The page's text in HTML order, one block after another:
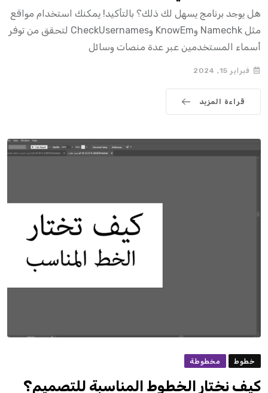
هل يوجد برنامج يسهل لك ذلك؟ بالتأكيد! يمكنك استخدام مواقع
مثل Namechk وKnowEm وCheckUsernames لتحقق من توفر
أسماء المستخدمين عبر عدة منصات وسائل
فبراير 15, 2024
قراءة المزيد
خطوط مخطوطة
كيف نختار الخطوط المناسبة للتصميم؟